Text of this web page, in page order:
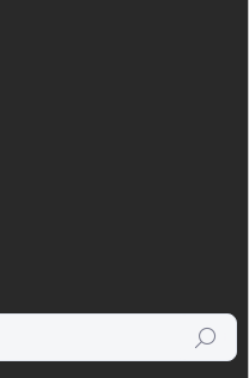
Hledat